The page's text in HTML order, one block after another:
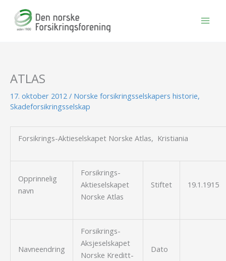
ATLAS
17. oktober 2012 / Norske forsikringsselskapers historie,
Skadeforsikringsselskap
Forsikrings-Aktieselskapet Norske Atlas, Kristiania
Opprinnelig
navn
Forsikrings-
Aktieselskapet
Norske Atlas
Stiftet 19.1.1915
Navneendring
Forsikrings-
Aksjeselskapet
Norske Kreditt-
Dato